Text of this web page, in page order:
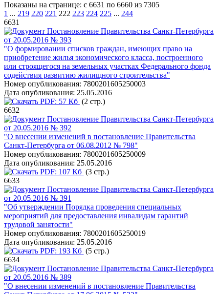
Показаны на странице: с 6631 по 6660 из 7305
1 ... 219 220 221 222 223 224 225 ... 244
6631
Постановление Правительства Санкт-Петербурга
от 20.05.2016 № 393
"О формировании списков граждан, имеющих право на
приобретение жилья экономического класса, построенного
или строящегося на земельных участках Федерального фонда
содействия развитию жилищного строительства"
Номер опубликования: 7800201605250003
Дата опубликования: 25.05.2016
PDF: 57 Кб (2 стр.)
6632
Постановление Правительства Санкт-Петербурга
от 20.05.2016 № 392
"О внесении изменений в постановление Правительства
Санкт-Петербурга от 06.08.2012 № 798"
Номер опубликования: 7800201605250009
Дата опубликования: 25.05.2016
PDF: 107 Кб (3 стр.)
6633
Постановление Правительства Санкт-Петербурга
от 20.05.2016 № 391
"Об утверждении Порядка проведения специальных
мероприятий для предоставления инвалидам гарантий
трудовой занятости"
Номер опубликования: 7800201605250019
Дата опубликования: 25.05.2016
PDF: 193 Кб (5 стр.)
6634
Постановление Правительства Санкт-Петербурга
от 20.05.2016 № 389
"О внесении изменений в постановление Правительства